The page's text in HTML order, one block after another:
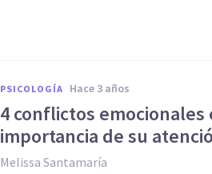
PSICOLOGÍA hace 3 años
4 conflictos emocionales
importancia de su
Melissa Santamaría